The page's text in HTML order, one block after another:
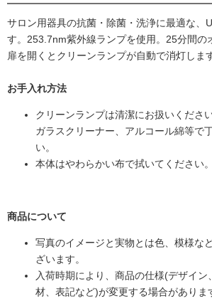
サロン用器具の抗菌・除菌・洗浄に最適な、
す。253.7nm紫外線ランプを使用。25分間の
扉を開くとクリーンランプが自動で消灯します
お手入れ方法
クリーンランプは清潔にお扱いくださ
ガラスクリーナー、アルコール綿等で
い。
本体はやわらかい布で拭いてください。
商品について
写真のイメージと実物とは色、模様な
ざいます。
入荷時期により、商品の仕様(デザイ
材、表記など)が変更する場合がありま